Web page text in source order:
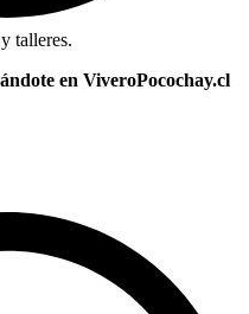
talleres.
en ViveroPocochay.cl